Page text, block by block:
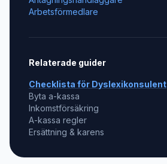
Arbetsförmedlare
Relaterade guider
Checklista för Dyslexikonsulent
Byta a-kassa
Inkomstförsäkring
A-kassa regler
Ersättning & karens